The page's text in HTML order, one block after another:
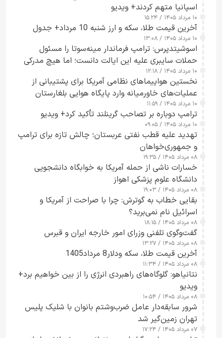
اسپانیا متهم کردند+ ویدیو
۱۰ مرداد ۱۴۰۵ / ۱۵:۲۴
آخرین قیمت طلا، سکه و ارز شنبه 10 مرداد+ جدول
۱۰ مرداد ۱۴۰۵ / ۱۳:۰۸
اسوشیتدپرس: ترامپ فرماندار مینه‌سوتا را مسئول
حملات سایبری علیه این ایالت دانست؛ اما هیچ مدرکی
ارائه نکرد
۱۰ مرداد ۱۴۰۵ / ۱۲:۱۸
نخستین هواپیماهای نظامی آمریکا برای پشتیبانی از
عملیات‌های خاورمیانه وارد پایگاه هوایی بلغارستان
شدند
۱۰ مرداد ۱۴۰۵ / ۱۱:۵۹
ترامپ دوباره بر تصاحب گرینلند تأکید کرد+ ویدیو
۱۰ مرداد ۱۴۰۵ / ۰۹:۰۵
تهدید علیه قطب نفتی عربستان؛ چالش تازه برای ترامپ
و جمهوری‌خواهان
۰۸ مرداد ۱۴۰۵ / ۱۹:۳۵
خسارات ناشی از حمله آمریکا به خوابگاه دانشجویی
دانشگاه علوم پزشکی اهواز
۰۸ مرداد ۱۴۰۵ / ۱۹:۰۳
بقایی خطاب به گوترش: چرا با صراحت از آمریکا و
اسرائیل نام نمی‌برید؟
۰۸ مرداد ۱۴۰۵ / ۱۸:۱۵
گفت‌وگوی تلفنی وزرای امور خارجه ایران و قبرس
۰۸ مرداد ۱۴۰۵ / ۱۳:۲۷
آخرین قیمت طلا، سکه ودلار8 مرداد1405
۰۸ مرداد ۱۴۰۵ / ۱۱:۳۴
نتانیاهو: گلوگاه‌های راهبردی انرژی را از بین خواهیم برد+
ویدیو
۰۸ مرداد ۱۴۰۵ / ۱۰:۵۴
شرور سابقه‌دار عامل ضرب‌وشتم بانوان با شلیک پلیس
تهران زمین‌گیر شد
۰۷ مرداد ۱۴۰۵ / ۱۷:۲۴